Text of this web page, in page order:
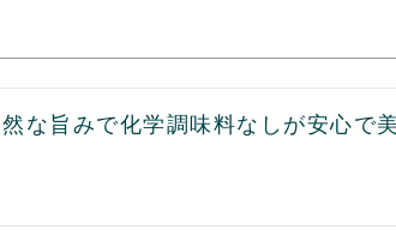
な旨みで化学調味料なしが安心で